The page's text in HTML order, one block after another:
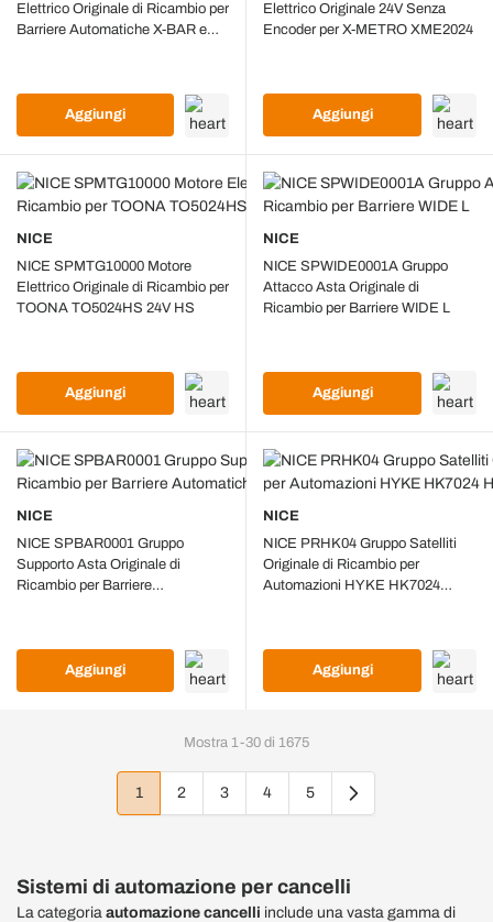
Elettrico Originale di Ricambio per
Barriere Automatiche X-BAR e
Aggiungi
Elettrico Originale 24V Senza
Encoder per X-METRO XME2024
Aggiungi
NICE
NICE SPMTG10000 Motore
Elettrico Originale di Ricambio per
TOONA TO5024HS 24V HS
Aggiungi
NICE
NICE SPWIDE0001A Gruppo
Attacco Asta Originale di
Ricambio per Barriere WIDE L
Aggiungi
NICE
NICE SPBAR0001 Gruppo
Supporto Asta Originale di
Ricambio per Barriere
Aggiungi
NICE
NICE PRHK04 Gruppo Satelliti
Originale di Ricambio per
Automazioni HYKE HK7024
Aggiungi
Mostra 1 -30 di 1675
Attualmente stai leggendo la pagina
1
Pagina
2
Pagina
3
Pagina
4
Pagina
5
Sistemi di automazione per cancelli
La categoria automazione cancelli include una vasta gamma di